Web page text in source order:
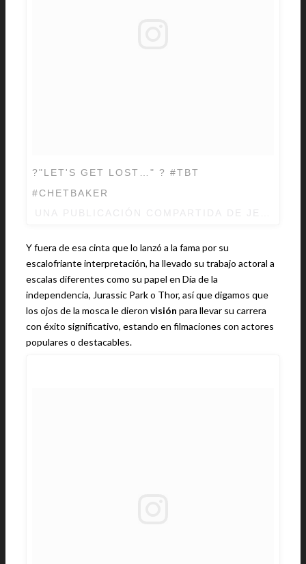
?"LET'S GET LOST…" ? #TBT
#CHETBAKER
Y fuera de esa cinta que lo lanzó a la fama por su
escalofriante interpretación, ha llevado su trabajo actoral a
escalas diferentes como su papel en Día de la
independencia, Jurassic Park o Thor, así que digamos que
los ojos de la mosca le dieron visión para llevar su carrera
con éxito significativo, estando en filmaciones con actores
populares o destacables.